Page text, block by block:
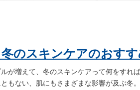
冬のスキンケアのおす
が増えて、冬のスキンケアって何をす
もない、肌にもさまざまな影響が及ぶ冬